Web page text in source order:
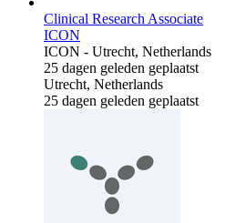
Clinical Research Associate
ICON
ICON - Utrecht, Netherlands
25 dagen geleden geplaatst
Utrecht, Netherlands
25 dagen geleden geplaatst